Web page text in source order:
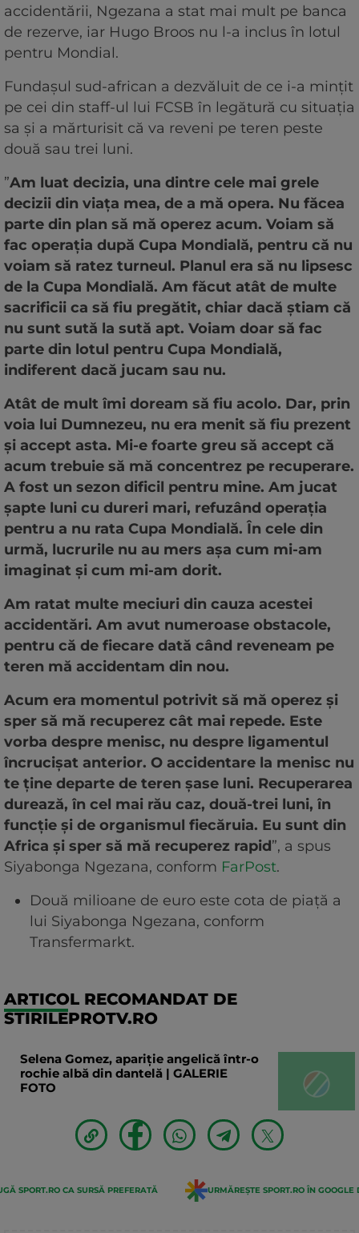
accidentării, Ngezana a stat mai mult pe banca
de rezerve, iar Hugo Broos nu l-a inclus în lotul
pentru Mondial.
Fundașul sud-african a dezvăluit de ce i-a mințit
pe cei din staff-ul lui FCSB în legătură cu situația
sa și a mărturisit că va reveni pe teren peste
două sau trei luni.
”Am luat decizia, una dintre cele mai grele
decizii din viața mea, de a mă opera. Nu făcea
parte din plan să mă operez acum. Voiam să
fac operația după Cupa Mondială, pentru că nu
voiam să ratez turneul. Planul era să nu lipsesc
de la Cupa Mondială. Am făcut atât de multe
sacrificii ca să fiu pregătit, chiar dacă știam că
nu sunt sută la sută apt. Voiam doar să fac
parte din lotul pentru Cupa Mondială,
indiferent dacă jucam sau nu.
Atât de mult îmi doream să fiu acolo. Dar, prin
voia lui Dumnezeu, nu era menit să fiu prezent
și accept asta. Mi-e foarte greu să accept că
acum trebuie să mă concentrez pe recuperare.
A fost un sezon dificil pentru mine. Am jucat
șapte luni cu dureri mari, refuzând operația
pentru a nu rata Cupa Mondială. În cele din
urmă, lucrurile nu au mers așa cum mi-am
imaginat și cum mi-am dorit.
Am ratat multe meciuri din cauza acestei
accidentări. Am avut numeroase obstacole,
pentru că de fiecare dată când reveneam pe
teren mă accidentam din nou.
Acum era momentul potrivit să mă operez și
sper să mă recuperez cât mai repede. Este
vorba despre menisc, nu despre ligamentul
încrucișat anterior. O accidentare la menisc nu
te ține departe de teren șase luni. Recuperarea
durează, în cel mai rău caz, două-trei luni, în
funcție și de organismul fiecăruia. Eu sunt din
Africa și sper să mă recuperez rapid”, a spus
Siyabonga Ngezana, conform FarPost.
Două milioane de euro este cota de piață a
lui Siyabonga Ngezana, conform
Transfermarkt.
ARTICOL RECOMANDAT DE
STIRILEPROTV.RO
Selena Gomez, apariție angelică într-o
rochie albă din dantelă | GALERIE
FOTO
SPORT.RO CA SURSĂ PREFERATĂ URMĂREȘTE SPORT.RO ÎN GOOGLE